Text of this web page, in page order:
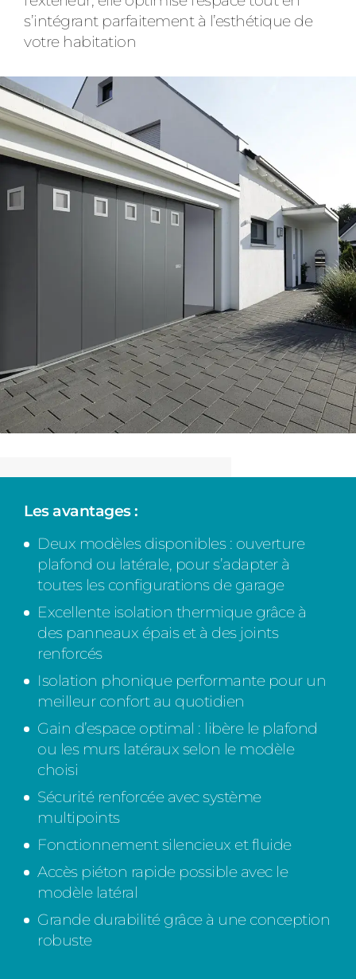
s’intégrant parfaitement à l’esthétique de
votre habitation
Les avantages :
Deux modèles disponibles : ouverture
plafond ou latérale, pour s’adapter à
toutes les configurations de garage
Excellente isolation thermique grâce à
des panneaux épais et à des joints
renforcés
Isolation phonique performante pour un
meilleur confort au quotidien
Gain d’espace optimal : libère le plafond
ou les murs latéraux selon le modèle
choisi
Sécurité renforcée avec système
multipoints
Fonctionnement silencieux et fluide
Accès piéton rapide possible avec le
modèle latéral
Grande durabilité grâce à une conception
robuste